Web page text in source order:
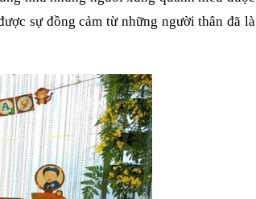
sự đồng cảm từ những người thân đã là